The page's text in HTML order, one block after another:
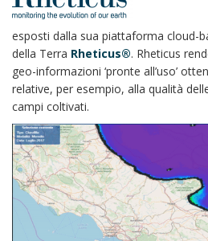
esposti dalla sua piattaforma cloud-
della Terra Rheticus®. Rheticus
geo-informazioni ‘pronte all’uso’
relative, per esempio, alla qualità
campi coltivati.